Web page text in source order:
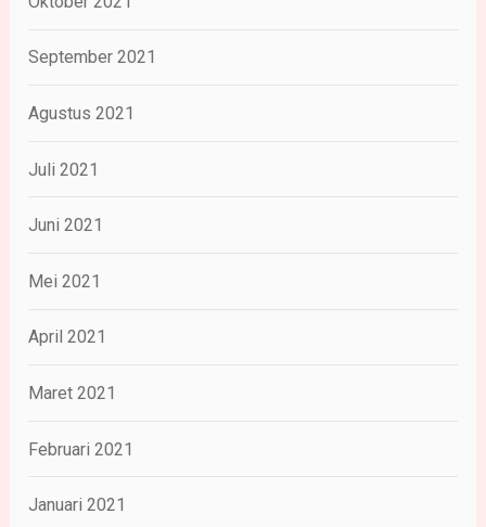
September 2021
Agustus 2021
Juli 2021
Juni 2021
Mei 2021
April 2021
Maret 2021
Februari 2021
Januari 2021